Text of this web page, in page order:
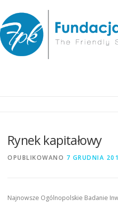
treści
Rynek kapitałowy
OPUBLIKOWANO 7 GRUDNIA
Najnowsze Ogólnopolskie Badanie